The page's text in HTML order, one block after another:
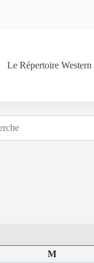
Le Répertoire Western
M